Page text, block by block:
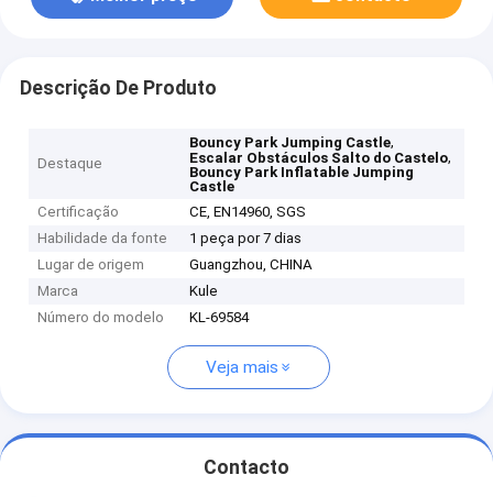
Descrição De Produto
Destaque
Bouncy Park Jumping Castle,
Escalar Obstáculos Salto do Castelo,
Bouncy Park Inflatable Jumping
Castle
Certificação
CE, EN14960, SGS
Habilidade da fonte
1 peça por 7 dias
Lugar de origem
Guangzhou, CHINA
Marca
Kule
Número do modelo
KL-69584
Veja mais
Contacto